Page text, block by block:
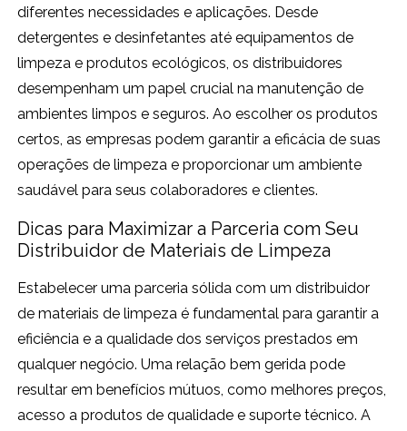
diferentes necessidades e aplicações. Desde
detergentes e desinfetantes até equipamentos de
limpeza e produtos ecológicos, os distribuidores
desempenham um papel crucial na manutenção de
ambientes limpos e seguros. Ao escolher os produtos
certos, as empresas podem garantir a eficácia de suas
operações de limpeza e proporcionar um ambiente
saudável para seus colaboradores e clientes.
Dicas para Maximizar a Parceria com Seu
Distribuidor de Materiais de Limpeza
Estabelecer uma parceria sólida com um distribuidor
de materiais de limpeza é fundamental para garantir a
eficiência e a qualidade dos serviços prestados em
qualquer negócio. Uma relação bem gerida pode
resultar em benefícios mútuos, como melhores preços,
acesso a produtos de qualidade e suporte técnico. A